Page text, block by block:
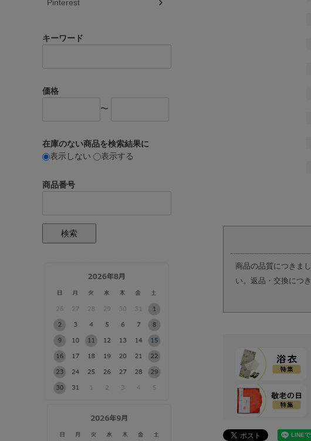
商品の品質につきま
い。返品・交換につ
Pinterest
キーワード
価格
〜
在庫のない商品を検索結果に
表示しない
表示する
商品番号
検索